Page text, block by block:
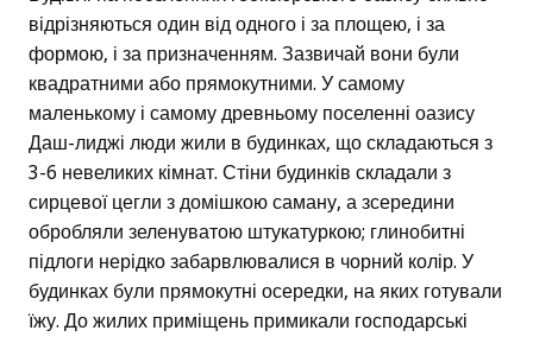
відрізняються один від одного і за площею, і за
формою, і за призначенням. Зазвичай вони були
квадратними або прямокутними. У самому
маленькому і самому древньому поселенні оазису
Даш-лиджі люди жили в будинках, що складаються з
3-6 невеликих кімнат. Стіни будинків складали з
сирцевої цегли з домішкою саману, а зсередини
обробляли зеленуватою штукатуркою; глинобитні
підлоги нерідко забарвлювалися в чорний колір. У
будинках були прямокутні осередки, на яких готували
їжу. До жилих приміщень примикали господарські